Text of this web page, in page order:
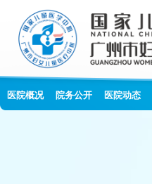
医院概况 院务公开 医院动态